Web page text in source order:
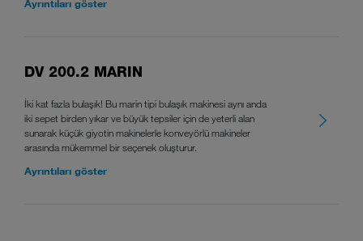
Ayrıntıları göster
DV 200.2 MARIN
İki kat fazla bulaşık! Bu marin tipi bulaşık makinesi aynı anda
iki sepet birden yıkar ve büyük tepsiler için de yeterli alan
sunarak küçük giyotin makinelerle konveyörlü makineler
arasında mükemmel bir seçenek oluşturur.
Ayrıntıları göster